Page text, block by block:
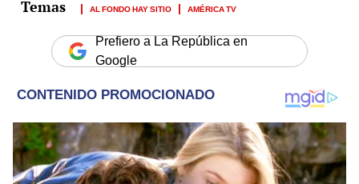
AL FONDO HAY SITIO AMÉRICA TV
Prefiero a La República en
Google